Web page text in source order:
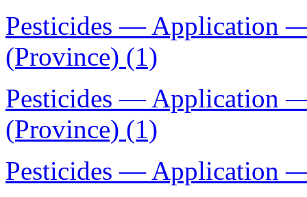
Pesticides — Application
(Province) (1)
Pesticides — Application
(Province) (1)
Pesticides — Application